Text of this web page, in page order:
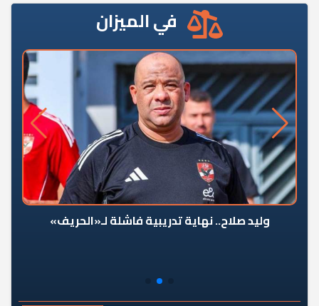
في الميزان
وليد صلاح.. نهاية تدريبية فاشلة لـ«الحريف»